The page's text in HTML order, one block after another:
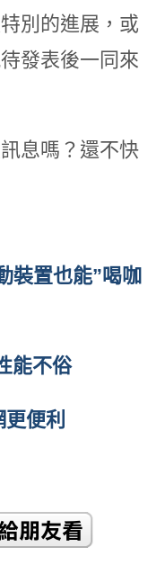
別的進展，或
發表後一同來
息嗎？還不快
裝置也能”喝咖
能不俗
便利